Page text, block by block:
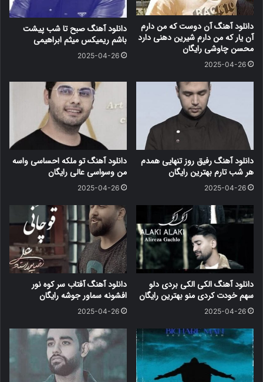
دانلود آهنگ آن دوست که من دارم
آن یار که من دارم شیرین دهنی دارد
محسن چاوشی رایگان
2025-04-26
دانلود آهنگ صبح تا شب پیشت
باشم ریمیکس میثم ابراهیمی
2025-04-26
دانلود آهنگ رفیق روز تنهایی همدم
هر شب تارم بهترین رایگان
2025-04-26
دانلود آهنگ تو ملکه احساسی واسه
من وسواسی عالی رایگان
2025-04-26
دانلود آهنگ الکی الکی بردی دلو
سهم خودت کردی منو بهترین رایگان
2025-04-26
دانلود آهنگ آفتاب سر کوه نور
افشونه سماور جوشه رایگان
2025-04-26